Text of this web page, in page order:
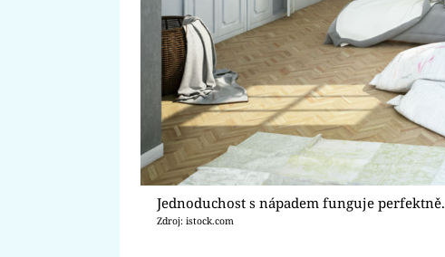
Jednoduchost s nápadem funguje perfektně.
Zdroj: istock.com